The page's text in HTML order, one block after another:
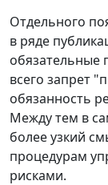
Отдельного
в ряде
обязательные
всего запрет
обязанность
Между тем в
более узкий
процедурам
рисками.